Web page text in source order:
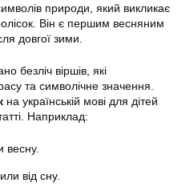
природи, який викликає
Він є першим весняним
довгої зими.
безліч віршів, які
та символічне значення.
на українській мові для дітей
Наприклад:
весну.
від сну.